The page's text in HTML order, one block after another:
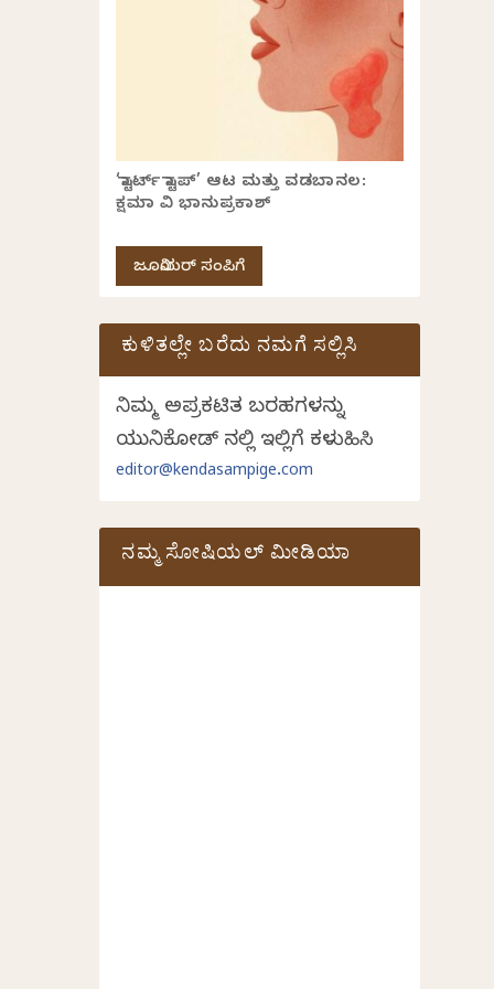
‘ಸ್ಟಾರ್ಟ್ ಸ್ಟಾಪ್’ ಆಟ ಮತ್ತು ವಡಬಾನಲ:
ಕ್ಷಮಾ ವಿ ಭಾನುಪ್ರಕಾಶ್
ಜೂನಿಯರ್ ಸಂಪಿಗೆ
ಕುಳಿತಲ್ಲೇ ಬರೆದು ನಮಗೆ ಸಲ್ಲಿಸಿ
ನಿಮ್ಮ ಅಪ್ರಕಟಿತ ಬರಹಗಳನ್ನು
ಯುನಿಕೋಡ್ ನಲ್ಲಿ ಇಲ್ಲಿಗೆ ಕಳುಹಿಸಿ
editor@kendasampige.com
ನಮ್ಮ ಸೋಷಿಯಲ್‌ ಮೀಡಿಯಾ